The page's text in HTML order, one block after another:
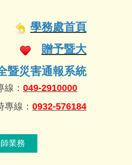
學務處首頁
贈予暨大
暨災害通報系統
： 049-2910000
線： 0932-576184
業務